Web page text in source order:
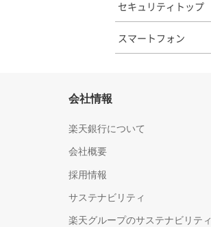
セキュリティトップ
スマートフォン
会社情報
楽天銀行について
会社概要
採用情報
サステナビリティ
楽天グループのサステナビリティ